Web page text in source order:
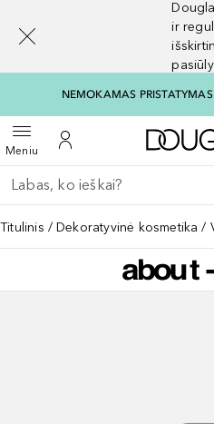
ir
NEMOKAMAS
MeniuAtidaryti meniuĮ mano paskyrą
Grįžk atgal
Vykdykite paiešką
Titulinis Dekoratyvinė kosmetika
[navigation.slideout.screenreader]